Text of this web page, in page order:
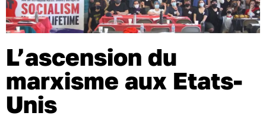
L’ascension du
marxisme aux Etats-
Unis